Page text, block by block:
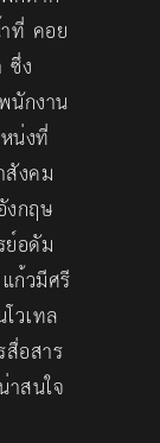
ที่ คอย
ซึ่ง
นักงาน
น่งที่
สังคม
งกฤษ
ย์อดัม
ก้วมีศรี
วเทล
อสาร
สนใจ